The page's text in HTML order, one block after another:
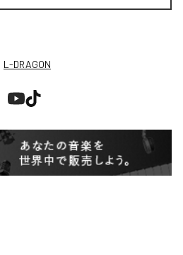
L-DRAGON